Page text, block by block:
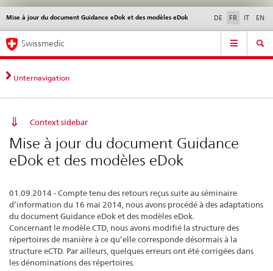
Navigation
directe:
actualités,
bases
contact
Actualités & Mises à
normes
Contact | Support &
aide
Mise à jour du document Guidance eDok et des modèles eDok DE FR IT EN
Service
Navigation
Swissmedic
Unternavigation
Context sidebar
Mise à jour du document Guidance
eDok et des modèles eDok
01.09.2014 - Compte tenu des retours reçus suite au séminaire
d’information du 16 mai 2014, nous avons procédé à des adaptations
du document Guidance eDok et des modèles eDok.
Concernant le modèle CTD, nous avons modifié la structure des
répertoires de manière à ce qu’elle corresponde désormais à la
structure eCTD. Par ailleurs, quelques erreurs ont été corrigées dans
les dénominations des répertoires.